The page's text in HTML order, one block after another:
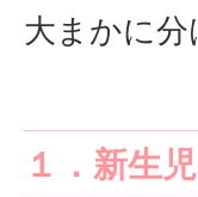
大まかに
１．新生